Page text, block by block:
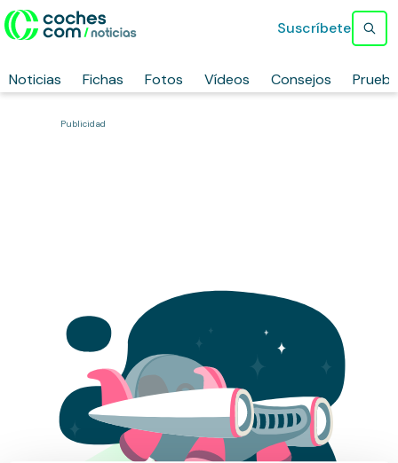
Noticias Fichas Fotos Vídeos Consejos
Suscríbete
Publicidad